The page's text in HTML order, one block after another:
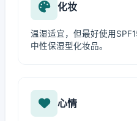
化妆
温湿适宜，但最好使用
中性保湿型化妆品。
心情